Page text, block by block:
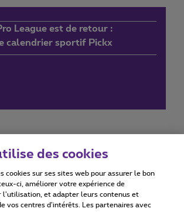
League est de retour :
calendrier sportif Pickx
d'utilisation Accessibility statement
des cookies
cookies sur ses sites web pour assurer le bon
ci, améliorer votre expérience de
l’utilisation, et adapter leurs contenus et
vos centres d’intérêts. Les partenaires avec